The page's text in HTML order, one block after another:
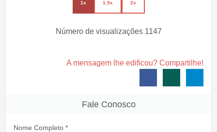
1x 1.5x 2x
Número de visualizações 1147
A mensagem lhe edificou? Compartilhe!
Fale Conosco
Nome Completo *